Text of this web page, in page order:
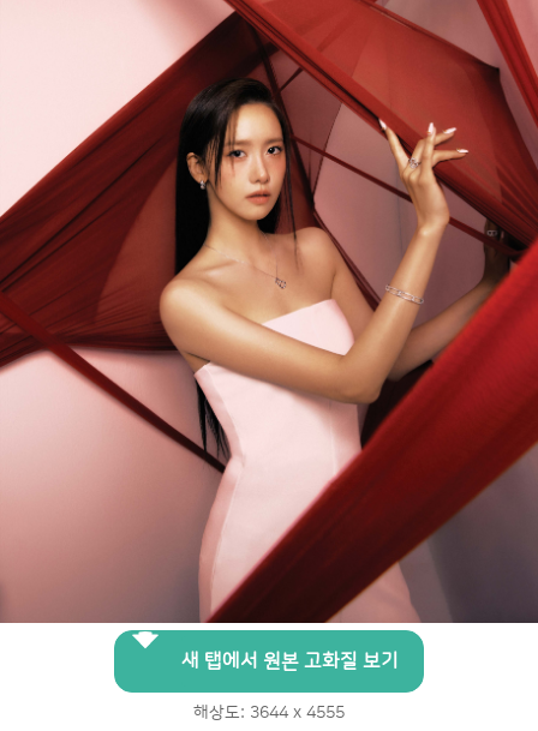
새 탭에서 원본 고화질 보기
해상도: 3644 x 4555